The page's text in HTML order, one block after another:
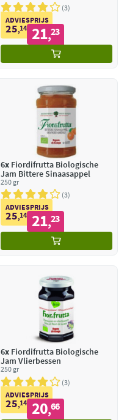
3
ADVIESPRIJS
25,14 21,23
6xFiordifrutta Biologische
Jam Bittere Sinaasappel
250 gr
3
ADVIESPRIJS
25,14 21,23
6xFiordifrutta Biologische
Jam Vlierbessen
250 gr
3
ADVIESPRIJS
25,14 20,66